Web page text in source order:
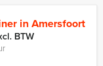
in Amersfoort
BTW